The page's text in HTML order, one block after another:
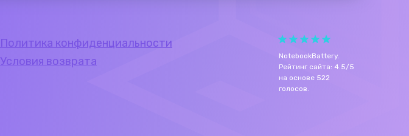
Политика конфиденциальности
Условия возврата
NotebookBattery.
Рейтинг сайта: 4.5/5
на основе 522
голосов.